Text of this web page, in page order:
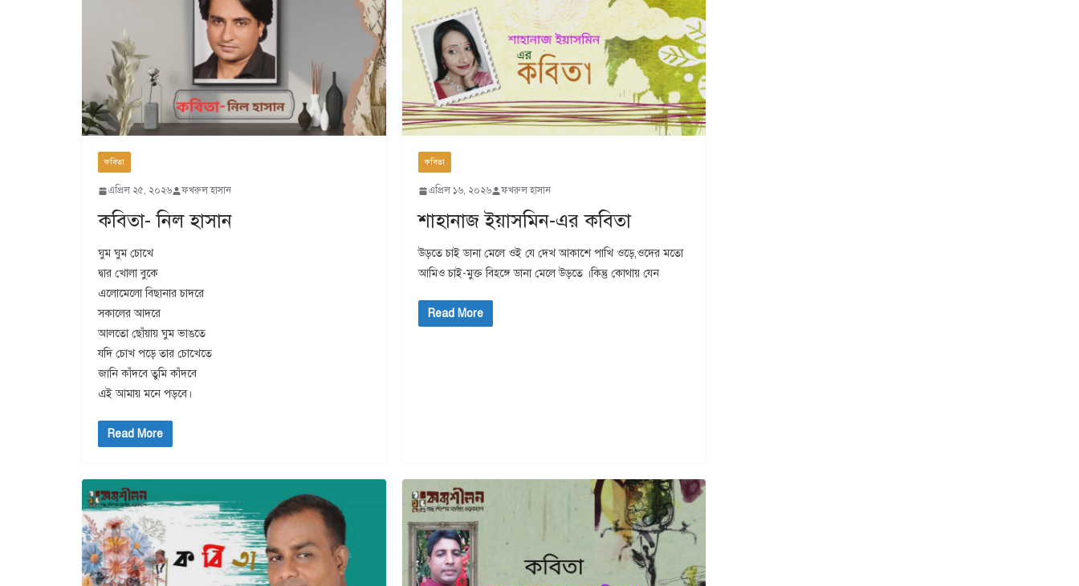
কবিতা
এপ্রিল ২৫, ২০২৬ ফখরুল হাসান
কবিতা- নিল হাসান
​ঘুম ঘুম চোখে
দ্বার খোলা বুকে
এলোমেলো বিছানার চাদরে
সকালের আদরে
আলতো ছোঁয়ায় ঘুম ভাঙতে
যদি চোখ পড়ে তার চোখেতে
জানি কাঁদবে তুমি কাঁদবে
এই আমায় মনে পড়বে।
Read More
কবিতা
এপ্রিল ১৬, ২০২৬ ফখরুল হাসান
শাহানাজ ইয়াসমিন-এর কবিতা
উড়তে চাই ডানা মেলে ওই যে দেখ আকাশে পাখি ওড়ে,ওদের মতো
আমিও চাই-মুক্ত বিহঙ্গে ডানা মেলে উড়তে ।কিন্তু কোথায় যেন
Read More